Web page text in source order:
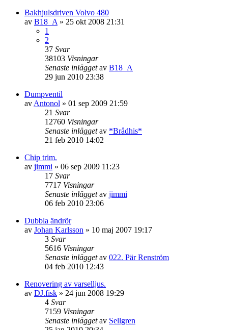
Bakhjulsdriven Volvo 480
av B18_A » 25 okt 2008 21:31
1
2
37 Svar
38103 Visningar
Senaste inläggetav B18_A
29 jun 2010 23:38
Dumpventil
av Antonol » 01 sep 2009 21:59
21 Svar
12760 Visningar
Senaste inläggetav *Brådhis*
21 feb 2010 14:02
Chip trim.
av jimmi » 06 sep 2009 11:23
17 Svar
7717 Visningar
Senaste inläggetav jimmi
06 feb 2010 23:06
Dubbla ändrör
av Johan Karlsson » 10 maj 2007 19:17
3 Svar
5616 Visningar
Senaste inläggetav 022. Pär Renström
04 feb 2010 12:43
Renovering av varselljus.
av DJ.fisk » 24 jun 2008 19:29
4 Svar
7159 Visningar
Senaste inläggetav Sellgren